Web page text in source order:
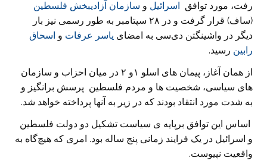
رفت، مورد توافق اسرائیل و سازمان آزادیبخش فلسطین
(ساف) قرار گرفت و در ۲۸ سپتامبر به طور رسمی نیز بار
دیگر در واشینگتن دی‌سی به امضای یاسر عرفات و اسحاق
رابین رسید.
از همان آغاز، پیمان های اسلو ۱و ۲ در میان احزاب و سازمان
های سیاسی، شخصیت ها و مردم فلسطین پرسش برانگیز و
به شدت مورد انتقاد بودند که در زیر به آنها پرداخته خواهد شد.
اساس این توافق برپایه ی سیاست تشکیل دو دولت فلسطین
و اسرائیل در یک فرایند زمانی پنج ساله بود. امری که هیچ‌گاه به
واقعیت نپیوست.